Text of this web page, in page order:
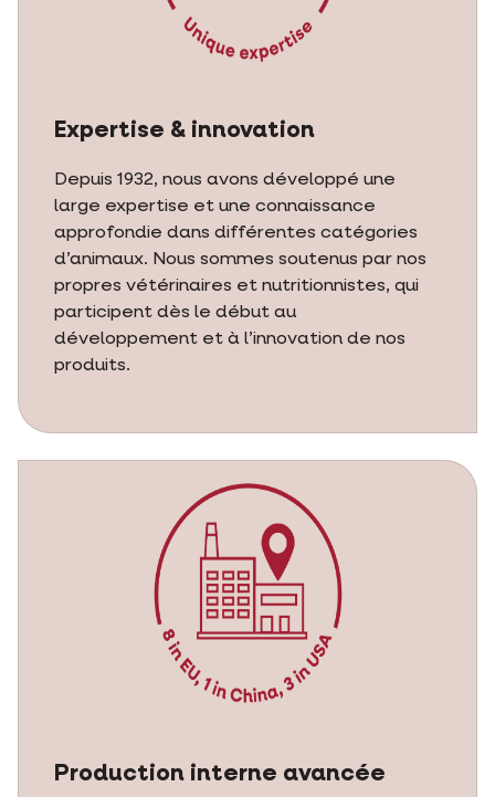
Expertise & innovation
Depuis 1932, nous avons développé une
large expertise et une connaissance
approfondie dans différentes catégories
d’animaux. Nous sommes soutenus par nos
propres vétérinaires et nutritionnistes, qui
participent dès le début au
développement et à l’innovation de nos
produits.
Production interne avancée